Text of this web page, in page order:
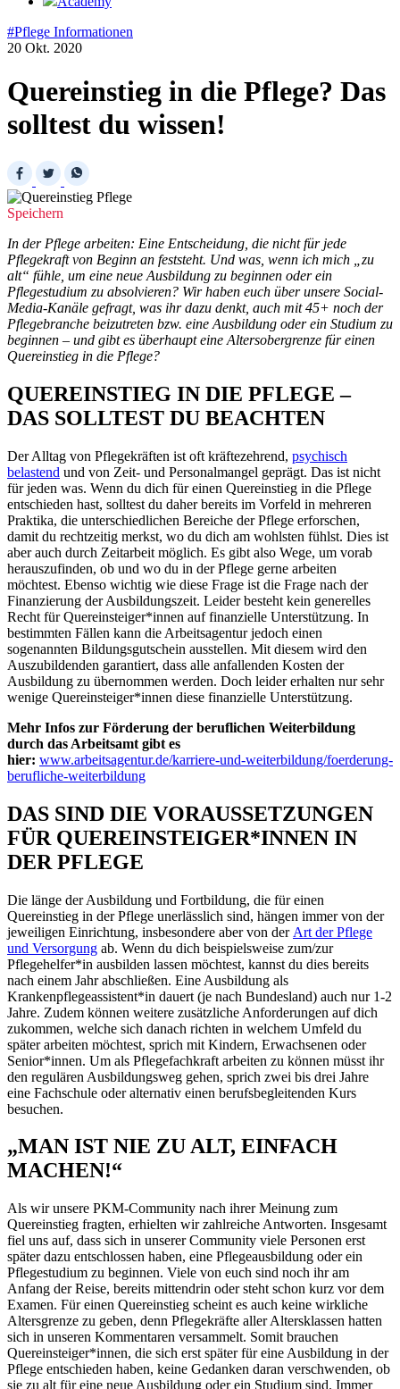
#Pflege Informationen
20 Okt. 2020
Quereinstieg in die Pflege? Das
solltest du wissen!
Speichern
In der Pflege arbeiten: Eine Entscheidung, die nicht für jede
Pflegekraft von Beginn an feststeht. Und was, wenn ich mich „zu
alt“ fühle, um eine neue Ausbildung zu beginnen oder ein
Pflegestudium zu absolvieren? Wir haben euch über unsere Social-
Media-Kanäle gefragt, was ihr dazu denkt, auch mit 45+ noch der
Pflegebranche beizutreten bzw. eine Ausbildung oder ein Studium zu
beginnen – und gibt es überhaupt eine Altersobergrenze für einen
Quereinstieg in die Pflege?
QUEREINSTIEG IN DIE PFLEGE –
DAS SOLLTEST DU BEACHTEN
Der Alltag von Pflegekräften ist oft kräftezehrend, psychisch
belastend und von Zeit- und Personalmangel geprägt. Das ist nicht
für jeden was. Wenn du dich für einen Quereinstieg in die Pflege
entschieden hast, solltest du daher bereits im Vorfeld in mehreren
Praktika, die unterschiedlichen Bereiche der Pflege erforschen,
damit du rechtzeitig merkst, wo du dich am wohlsten fühlst. Dies ist
aber auch durch Zeitarbeit möglich. Es gibt also Wege, um vorab
herauszufinden, ob und wo du in der Pflege gerne arbeiten
möchtest. Ebenso wichtig wie diese Frage ist die Frage nach der
Finanzierung der Ausbildungszeit. Leider besteht kein generelles
Recht für Quereinsteiger*innen auf finanzielle Unterstützung. In
bestimmten Fällen kann die Arbeitsagentur jedoch einen
sogenannten Bildungsgutschein ausstellen. Mit diesem wird den
Auszubildenden garantiert, dass alle anfallenden Kosten der
Ausbildung zu übernommen werden. Doch leider erhalten nur sehr
wenige Quereinsteiger*innen diese finanzielle Unterstützung.
Mehr Infos zur Förderung der beruflichen Weiterbildung
durch das Arbeitsamt gibt es
hier: www.arbeitsagentur.de/karriere-und-weiterbildung/foerderung-
berufliche-weiterbildung
DAS SIND DIE VORAUSSETZUNGEN
FÜR QUEREINSTEIGER*INNEN IN
DER PFLEGE
Die länge der Ausbildung und Fortbildung, die für einen
Quereinstieg in der Pflege unerlässlich sind, hängen immer von der
jeweiligen Einrichtung, insbesondere aber von der Art der Pflege
und Versorgung ab. Wenn du dich beispielsweise zum/zur
Pflegehelfer*in ausbilden lassen möchtest, kannst du dies bereits
nach einem Jahr abschließen. Eine Ausbildung als
Krankenpflegeassistent*in dauert (je nach Bundesland) auch nur 1-2
Jahre. Zudem können weitere zusätzliche Anforderungen auf dich
zukommen, welche sich danach richten in welchem Umfeld du
später arbeiten möchtest, sprich mit Kindern, Erwachsenen oder
Senior*innen. Um als Pflegefachkraft arbeiten zu können müsst ihr
den regulären Ausbildungsweg gehen, sprich zwei bis drei Jahre
eine Fachschule oder alternativ einen berufsbegleitenden Kurs
besuchen.
„MAN IST NIE ZU ALT, EINFACH
MACHEN!“
Als wir unsere PKM-Community nach ihrer Meinung zum
Quereinstieg fragten, erhielten wir zahlreiche Antworten. Insgesamt
fiel uns auf, dass sich in unserer Community viele Personen erst
später dazu entschlossen haben, eine Pflegeausbildung oder ein
Pflegestudium zu beginnen. Viele von euch sind noch ihr am
Anfang der Reise, bereits mittendrin oder steht schon kurz vor dem
Examen. Für einen Quereinstieg scheint es auch keine wirkliche
Altersgrenze zu geben, denn Pflegekräfte aller Altersklassen hatten
sich in unseren Kommentaren versammelt. Somit brauchen
Quereinsteiger*innen, die sich erst später für eine Ausbildung in der
Pflege entschieden haben, keine Gedanken daran verschwenden, ob
sie zu alt für eine neue Ausbildung oder ein Studium sind. Immer